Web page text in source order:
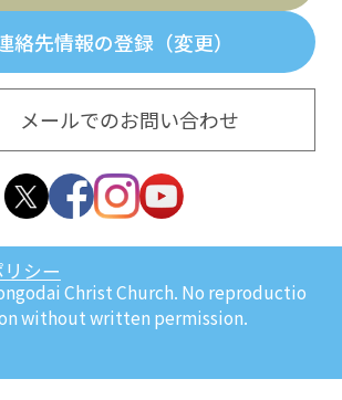
絡先情報の登録（変更）
メールでのお問い合わせ
シー
Christ Church. No reproductio
without written permission.